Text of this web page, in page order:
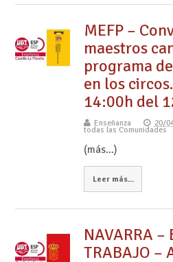
MEFP –
maestros
programa
en los
14:00h del
Enseñanza 20/
todas las Comunidades
(más…)
Leer más...
NAVARRA –
TRABAJO –